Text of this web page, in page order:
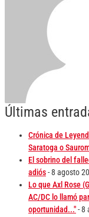
Últimas
Crónica de
Saratoga o
El sobrino del
adiós- 8 agosto
Lo que Axl Rose
AC/DC lo llamó
oportunidad..."- 8